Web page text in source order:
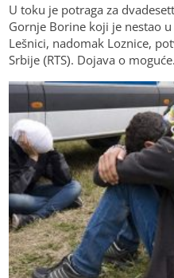
U toku je potraga za
Gornje Borine koji je nestao
Lešnici, nadomak Loznice,
Srbije (RTS). Dojava o